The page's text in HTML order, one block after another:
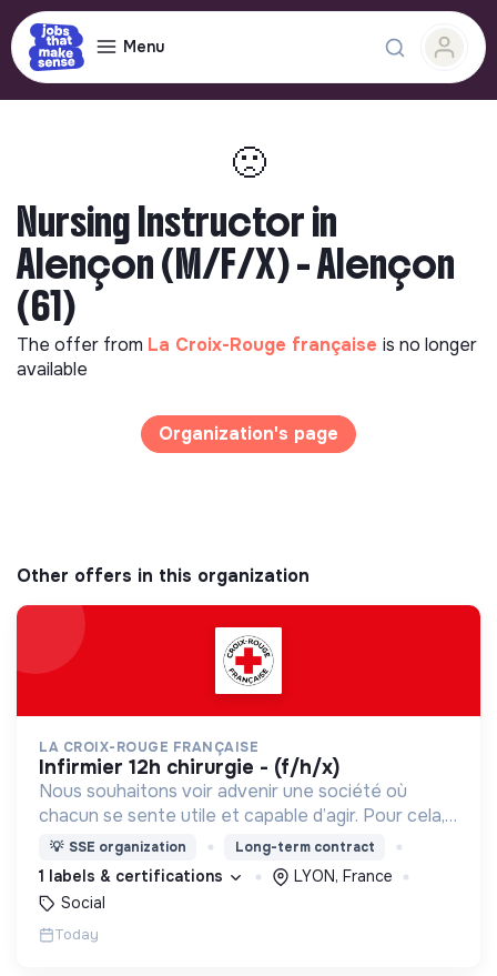
Menu
🙁
Nursing Instructor in
Alençon (M/F/X) - Alençon
(61)
The offer from La Croix-Rouge française is no longer
available
Organization's page
Other offers in this organization
LA CROIX-ROUGE FRANÇAISE
infirmier 12h chirurgie - (f/h/x)
Nous souhaitons voir advenir une société où
chacun se sente utile et capable d’agir. Pour cela,
nous proposons des moyens et des lieux
d’engagement innovants et adaptés à tous.
💡 SSE organization Long-term contract
1 labels & certifications
LYON, France
Social
Today